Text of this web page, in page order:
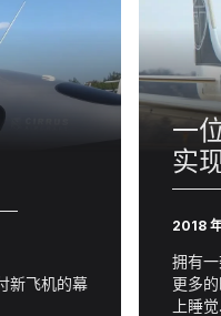
新飞机的幕
一
实
2018
拥有
更多
上睡